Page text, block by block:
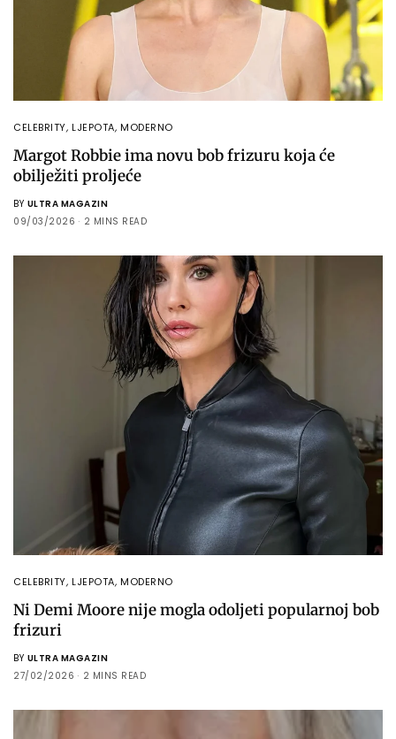
CELEBRITY,LJEPOTA,MODERNO
Margot Robbie ima novu bob frizuru koja će
obilježiti proljeće
BY ULTRA MAGAZIN
09/03/2026
2 MINS READ
CELEBRITY,LJEPOTA,MODERNO
Ni Demi Moore nije mogla odoljeti popularnoj bob
frizuri
BY ULTRA MAGAZIN
27/02/2026
2 MINS READ